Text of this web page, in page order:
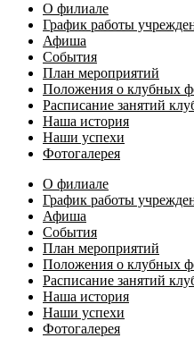
О филиале
График работы
Афиша
События
План мероприятий
Положения о клубных
Расписание занятий
Наша история
Наши успехи
Фотогалерея
О филиале
График работы
Афиша
События
План мероприятий
Положения о клубных
Расписание занятий
Наша история
Наши успехи
Фотогалерея